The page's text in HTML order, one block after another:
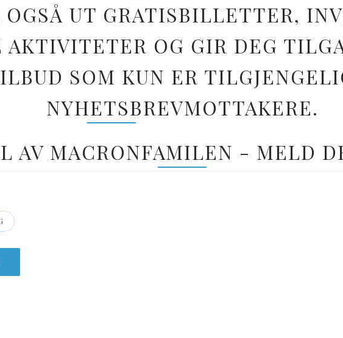
UT GRATISBILLETTER,
AKTIVITETER OG GIR DEG
SOM KUN ER
NYHETSBREVMOTTAKERE.
AV MACRONFAMILEN - MELD